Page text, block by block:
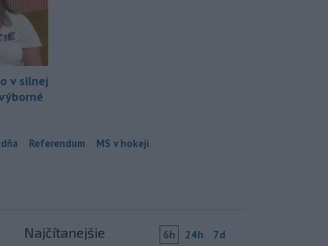
v silnej
Referendum MS v hokeji
Najčítanejšie 6h 24h 7d